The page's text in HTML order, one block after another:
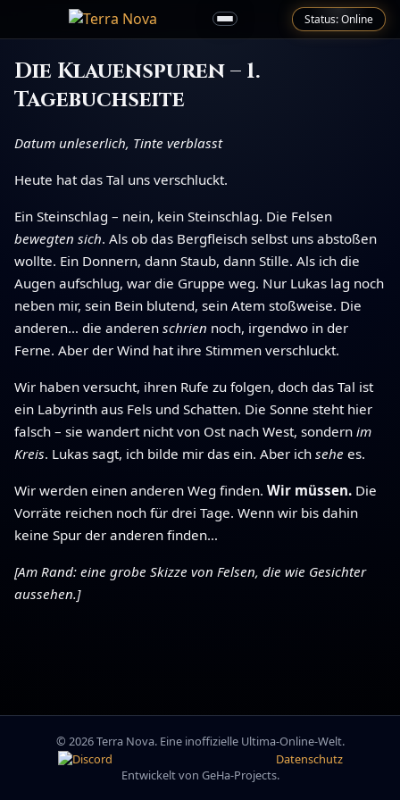
Status: Online
Die Klauenspuren – 1.
Tagebuchseite
Datum unleserlich, Tinte verblasst
Heute hat das Tal uns verschluckt.
Ein Steinschlag – nein, kein Steinschlag. Die Felsen
bewegten sich. Als ob das Bergfleisch selbst uns abstoßen
wollte. Ein Donnern, dann Staub, dann Stille. Als ich die
Augen aufschlug, war die Gruppe weg. Nur Lukas lag noch
neben mir, sein Bein blutend, sein Atem stoßweise. Die
anderen… die anderen schrien noch, irgendwo in der
Ferne. Aber der Wind hat ihre Stimmen verschluckt.
Wir haben versucht, ihren Rufe zu folgen, doch das Tal ist
ein Labyrinth aus Fels und Schatten. Die Sonne steht hier
falsch – sie wandert nicht von Ost nach West, sondern im
Kreis. Lukas sagt, ich bilde mir das ein. Aber ich sehe es.
Wir werden einen anderen Weg finden. Wir müssen. Die
Vorräte reichen noch für drei Tage. Wenn wir bis dahin
keine Spur der anderen finden…
[Am Rand: eine grobe Skizze von Felsen, die wie Gesichter
aussehen.]
© 2026 Terra Nova. Eine inoffizielle Ultima-Online-Welt.
Datenschutz
Entwickelt von GeHa-Projects.